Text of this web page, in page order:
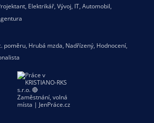
, Elektrikář, Vývoj, IT, Automobil,
poměru, Hrubá mzda, Nadřízený, Hodnocení,